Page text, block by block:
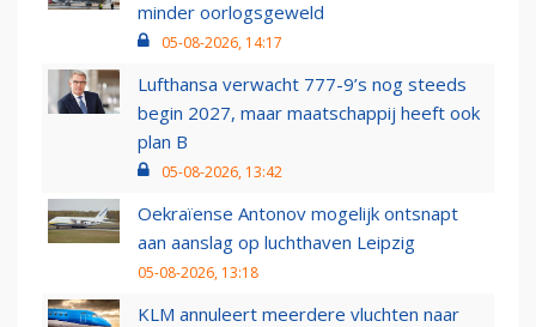
minder oorlogsgeweld
05-08-2026, 14:17
Lufthansa verwacht 777-9’s nog steeds
begin 2027, maar maatschappij heeft ook
plan B
05-08-2026, 13:42
Oekraïense Antonov mogelijk ontsnapt
aan aanslag op luchthaven Leipzig
05-08-2026, 13:18
KLM annuleert meerdere vluchten naar